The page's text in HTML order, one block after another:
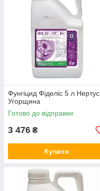
Фунгіцид Фіделіс 5 л Нертус
Угорщина
Готово до відправки
3 476 ₴
Купити